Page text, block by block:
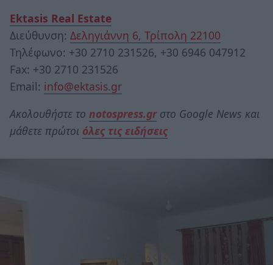
Ektasis Real Estate
Διεύθυνση: Δεληγιάννη 6, Τρίπολη 22100
Τηλέφωνο: +30 2710 231526, +30 6946 047912
Fax: +30 2710 231526
Email: info@ektasis.gr
Ακολουθήστε το notospress.grστο Google News και
μάθετε πρώτοι όλες τις ειδήσεις